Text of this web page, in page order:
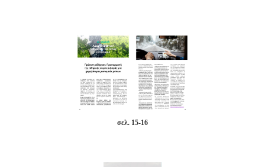
σελ. 15-16